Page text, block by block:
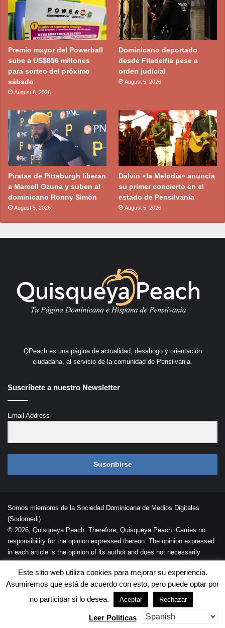
Premio mayor del Powerball
sube a US$856 millones
para sorteo del próximo
sábado
August 6, 2026
Dominicano deportado
desde Filadelfia pese a
orden judicial
August 5, 2026
Piratas de Pittsburgh liberan
a Marcell Ozuna y suben al
dominicano Ronny Simón
August 5, 2026
Dalvin «la Melodía» anuncia
su primer concierto en el
estado de Pensilvania
August 5, 2026
QPeach es una página de actualidad, desahogo y orientación
ciudadana, al servicio de la comunidad de Pensilvania.
Suscríbete a nuestro Newsletter
Email Address
Suscribirse
Somos miembros de la Sociedad Dominicana de Medios Digitales
(Sodomedi)
© 2026, Quisqueya Peach. Therefore, Quisqueya Peach. Carries no
responsibility for the opinion expressed thereon. The opinion expressed
in each article is the opinion of its author and does not necessarily
Desarrollada porPalaeli Studio
Términos de Uso
Este sitio web utiliza cookies para mejorar su experiencia.
Asumiremos que está de acuerdo con esto, pero puede optar por
no participar si lo desea.
Aceptar Rechazar
Leer Politicas